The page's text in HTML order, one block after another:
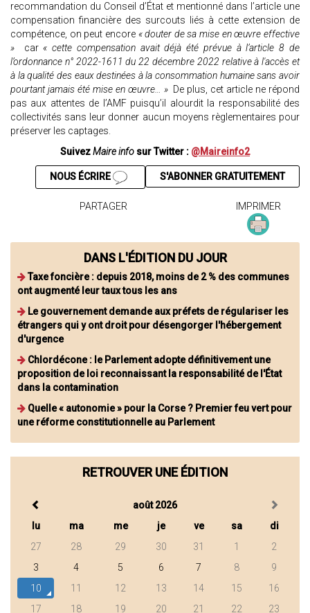
recommandation du Conseil d’État et mentionné dans l’article une
compensation financière des surcouts liés à cette extension de
compétence, on peut encore « douter de sa mise en œuvre effective
»
car « cette compensation avait déjà été prévue à l’article 8 de
l’ordonnance n° 2022-1611 du 22 décembre 2022 relative à l'accès et
à la qualité des eaux destinées à la consommation humaine sans avoir
pourtant jamais été mise en œuvre… » De plus, cet article ne répond
pas aux attentes de l’AMF puisqu’il alourdit la responsabilité des
collectivités sans leur donner aucun moyens règlementaires pour
préserver les captages.
SuivezMaire info sur Twitter : @Maireinfo2
S'ABONNER GRATUITEMENT
NOUS ÉCRIRE
PARTAGER IMPRIMER
DANS L'ÉDITION DU JOUR
Taxe foncière : depuis 2018, moins de 2 % des communes
ont augmenté leur taux tous les ans
Le gouvernement demande aux préfets de régulariser les
étrangers qui y ont droit pour désengorger l'hébergement
d'urgence
Chlordécone : le Parlement adopte définitivement une
proposition de loi reconnaissant la responsabilité de l'État
dans la contamination
Quelle « autonomie » pour la Corse ? Premier feu vert pour
une réforme constitutionnelle au Parlement
RETROUVER UNE ÉDITION
août 2026
lu
ma me je ve sa
di
27
28 29 30 31 1
2
3
4 5 6 7 8
9
10
11 12 13 14 15
16
17
18 19 20 21 22 23